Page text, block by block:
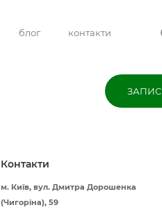
блог контакти
Контакти
м. Київ, вул. Дмитра Дорошенка
(Чигоріна), 59